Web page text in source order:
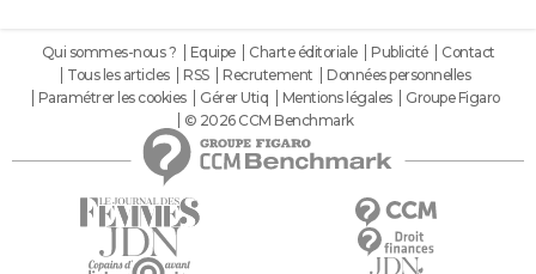
Qui sommes-nous ? Equipe Charte éditoriale Publicité
Contact
Tous les articles
RSS Recrutement
Données personnelles
Paramétrer les cookies
Gérer Utiq Mentions légales
Groupe Figaro
© 2026 CCM Benchmark